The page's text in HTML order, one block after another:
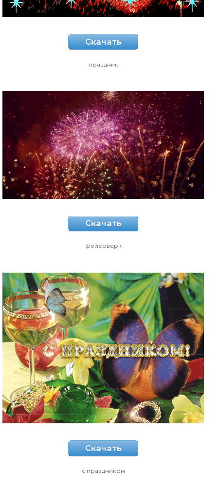
Скачать
праздник
Скачать
фейерверк
Скачать
с праздником